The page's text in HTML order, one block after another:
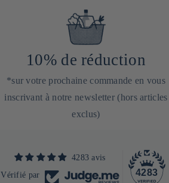
10% de réduction
*sur votre prochaine commande en vous
inscrivant à notre newsletter (hors articles
exclus)
4283 avis
Vérifié par
4283